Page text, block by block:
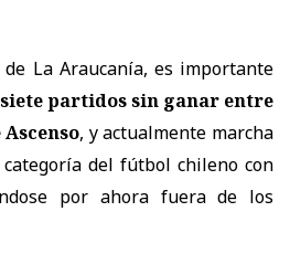
La Araucanía, es importante
partidos sin ganar entre
, y actualmente marcha
del fútbol chileno con
por ahora fuera de los